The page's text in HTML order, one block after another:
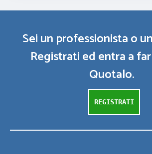
Sei un professionista o
Registrati ed entra a
Quotalo.
REGISTRATI